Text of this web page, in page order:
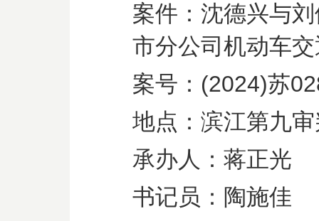
案件：沈德兴与
市分公司机动车
案号： (2024)苏
地点：滨江第九
承办人：蒋正光
书记员：陶施佳